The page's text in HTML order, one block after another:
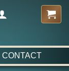
CONTACT